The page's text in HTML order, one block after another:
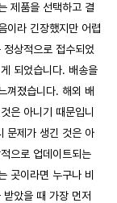
제품을 선택하고 결
이라 긴장했지만 어렵
상적으로 접수되었
되었습니다. 배송을
껴졌습니다. 해외 배
은 아니기 때문입니
문제가 생긴 것은 아
으로 업데이트되는
곳이라면 누구나 비
았을 때 가장 먼저